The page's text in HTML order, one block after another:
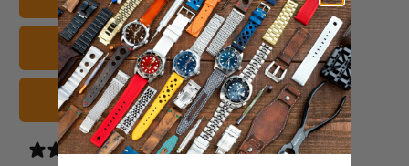
を
Twitter
で
共
有
す
る
す
る
す
る
ル
を
友
達
に
送
っ
レザー 腕時計ストラップ
ブラウン 腕時計ストラップ
1 review